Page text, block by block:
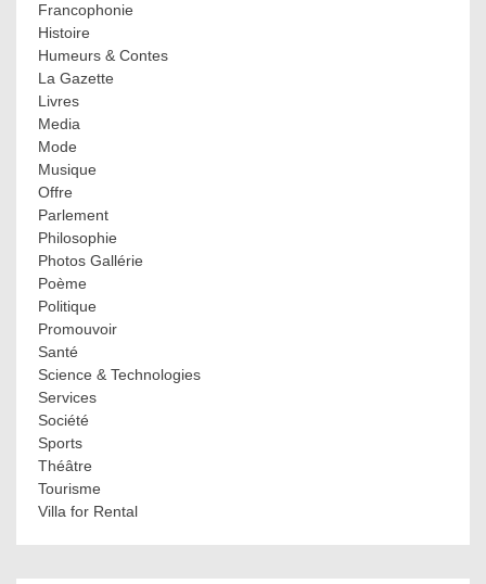
Francophonie
Histoire
Humeurs & Contes
La Gazette
Livres
Media
Mode
Musique
Offre
Parlement
Philosophie
Photos Gallérie
Poème
Politique
Promouvoir
Santé
Science & Technologies
Services
Société
Sports
Théâtre
Tourisme
Villa for Rental